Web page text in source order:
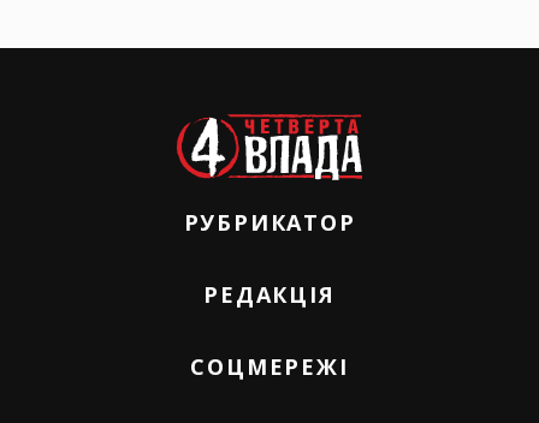
РУБРИКАТОР
РЕДАКЦІЯ
СОЦМЕРЕЖІ